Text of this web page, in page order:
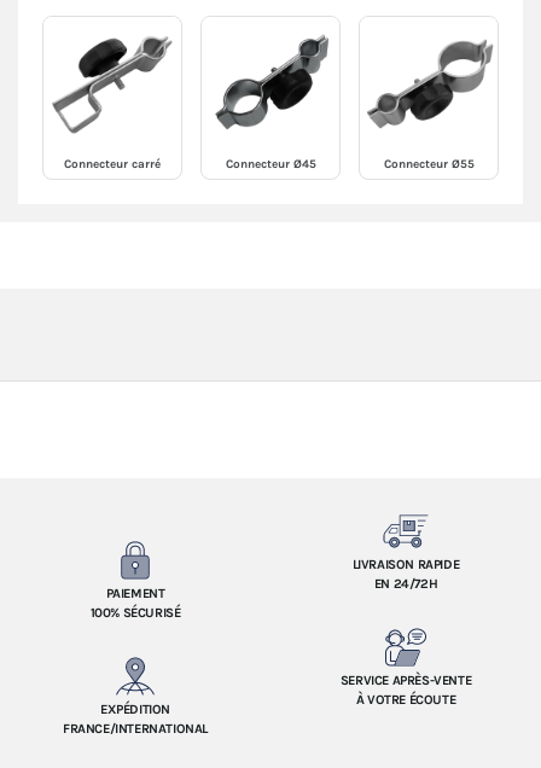
Connecteur carré Connecteur Ø45 Connecteur Ø55
PAIEMENT
100% SÉCURISÉ
LIVRAISON RAPIDE
EN 24/72H
EXPÉDITION
FRANCE/INTERNATIONAL
SERVICE APRÈS-VENTE
À VOTRE ÉCOUTE